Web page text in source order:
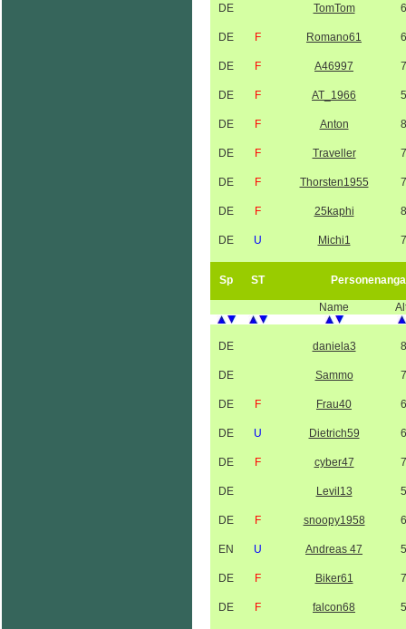
DE TomTom
DE F Romano61
DE F A46997
DE F AT_1966
DE F Anton
DE F Traveller
DE F Thorsten1955
DE F 25kaphi
DE U Michi1
Sp ST
Name
DE daniela3
DE Sammo
DE F Frau40
DE U Dietrich59
DE F cyber47
DE Levil13
DE F snoopy1958
EN U Andreas 47
DE F Biker61
DE F falcon68